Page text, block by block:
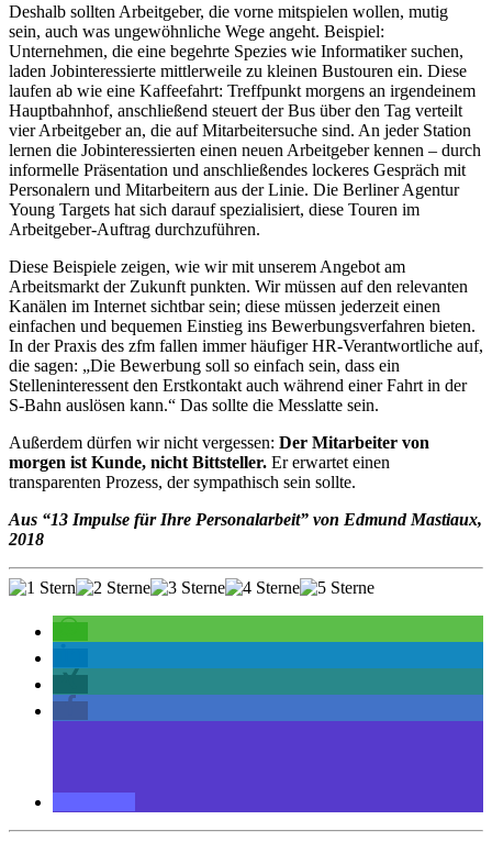
Deshalb sollten Arbeitgeber, die vorne mitspielen wollen, mutig
sein, auch was ungewöhnliche Wege angeht. Beispiel:
Unternehmen, die eine begehrte Spezies wie Informatiker suchen,
laden Jobinteressierte mittlerweile zu kleinen Bustouren ein. Diese
laufen ab wie eine Kaffeefahrt: Treffpunkt morgens an irgendeinem
Hauptbahnhof, anschließend steuert der Bus über den Tag verteilt
vier Arbeitgeber an, die auf Mitarbeitersuche sind. An jeder Station
lernen die Jobinteressierten einen neuen Arbeitgeber kennen – durch
informelle Präsentation und anschließendes lockeres Gespräch mit
Personalern und Mitarbeitern aus der Linie. Die Berliner Agentur
Young Targets hat sich darauf spezialisiert, diese Touren im
Arbeitgeber-Auftrag durchzuführen.
Diese Beispiele zeigen, wie wir mit unserem Angebot am
Arbeitsmarkt der Zukunft punkten. Wir müssen auf den relevanten
Kanälen im Internet sichtbar sein; diese müssen jederzeit einen
einfachen und bequemen Einstieg ins Bewerbungsverfahren bieten.
In der Praxis des zfm fallen immer häufiger HR-Verantwortliche auf,
die sagen: „Die Bewerbung soll so einfach sein, dass ein
Stelleninteressent den Erstkontakt auch während einer Fahrt in der
S-Bahn auslösen kann.“ Das sollte die Messlatte sein.
Außerdem dürfen wir nicht vergessen: Der Mitarbeiter von
morgen ist Kunde, nicht Bittsteller. Er erwartet einen
transparenten Prozess, der sympathisch sein sollte.
Aus “13 Impulse für Ihre Personalarbeit” von Edmund Mastiaux,
2018